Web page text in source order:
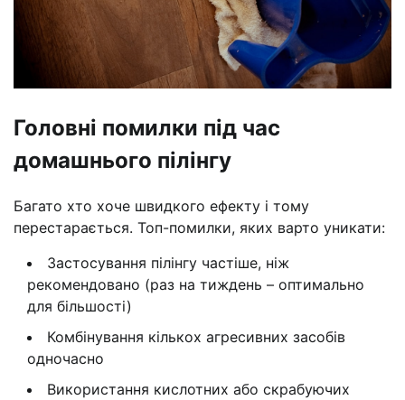
Головні помилки під час
домашнього пілінгу
Багато хто хоче швидкого ефекту і тому
перестарається. Топ-помилки, яких варто уникати:
Застосування пілінгу частіше, ніж
рекомендовано (раз на тиждень – оптимально
для більшості)
Комбінування кількох агресивних засобів
одночасно
Використання кислотних або скрабуючих